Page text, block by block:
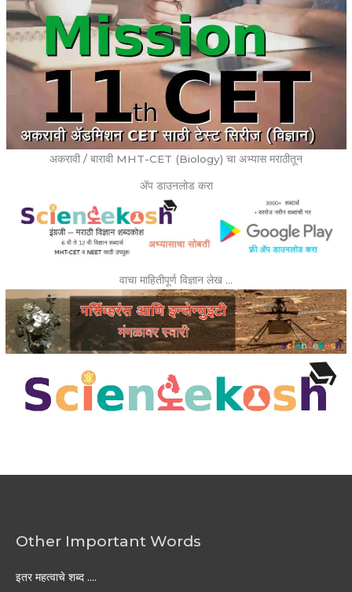
अकरावी / बारावी MHT-CET (Biology) चा अभ्यास मराठीतून
ॲप डाउनलोड करा
वाचा माहितीपूर्ण विज्ञान लेख …
Other Important Words
इतर महत्वाचे शब्द ....